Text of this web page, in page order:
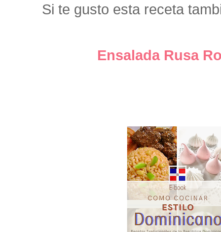
Si te gusto esta receta
Ensalada Rusa